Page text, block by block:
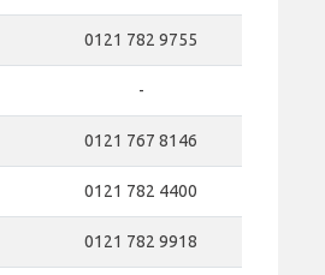
0121 782 9755
-
0121 767 8146
0121 782 4400
0121 782 9918